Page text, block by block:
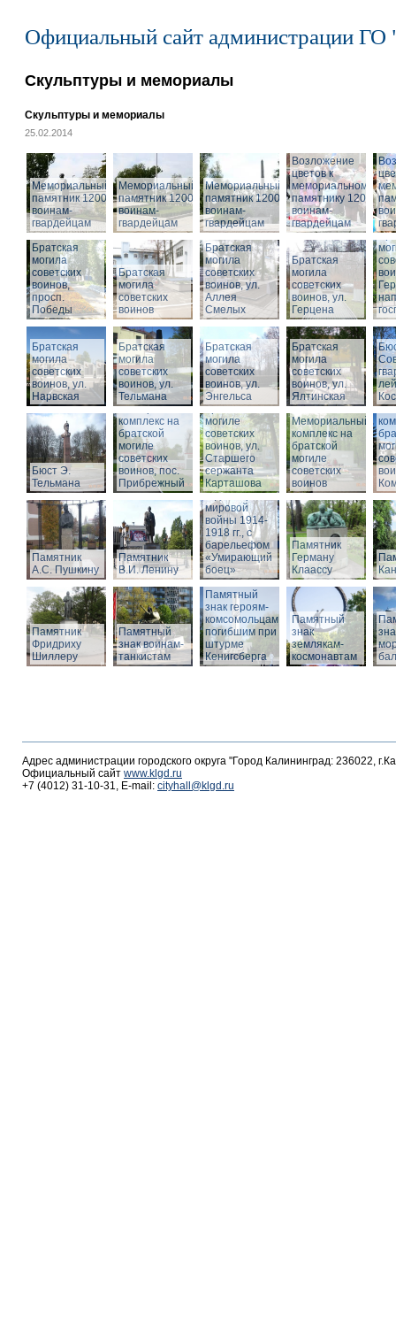
Официальный сайт администрации ГО
Скульптуры и мемориалы
Скульптуры и мемориалы
25.02.2014
Мемориальный
памятник 1200
воинам-
гвардейцам
Мемориальный
памятник 1200
воинам-
гвардейцам
Мемориальный
памятник 1200
воинам-
гвардейцам
Возложение
цветов к
мемориальному
памятнику 1200
воинам-
гвардейцам
Братская
могила
советских
воинов,
просп.
Победы
Братская
могила
советских
воинов
Братская
могила
советских
воинов, ул.
Аллея
Смелых
Братская
могила
советских
воинов, ул.
Герцена
Братская
могила
советских
воинов, ул.
Нарвская
Братская
могила
советских
воинов, ул.
Тельмана
Братская
могила
советских
воинов, ул.
Энгельса
Братская
могила
советских
воинов, ул.
Ялтинская
Бюст Э.
Тельмана
Мемориальный
комплекс на
братской
могиле
советских
воинов, пос.
Прибрежный
Мемориальный
комплекс на
братской
могиле
советских
воинов, ул.
Старшего
сержанта
Карташова
Мемориальный
комплекс на
братской
могиле
советских
воинов
Памятник
А.С. Пушкину
Памятник
В.И. Ленину
Памятник
воинам,
погибшим в
годы Первой
мировой
войны 1914-
1918 гг., с
барельефом
«Умирающий
боец»
Памятник
Герману
Клаассу
Памятник
Фридриху
Шиллеру
Памятный
знак воинам-
танкистам
Памятный
знак героям-
комсомольцам,
погибшим при
штурме
Кенигсберга
Памятный
знак
землякам-
космонавтам
Адрес администрации городского округа "Город Калининград: 236022,
Официальный сайт www.klgd.ru
+7 (4012) 31-10-31, E-mail: cityhall@klgd.ru